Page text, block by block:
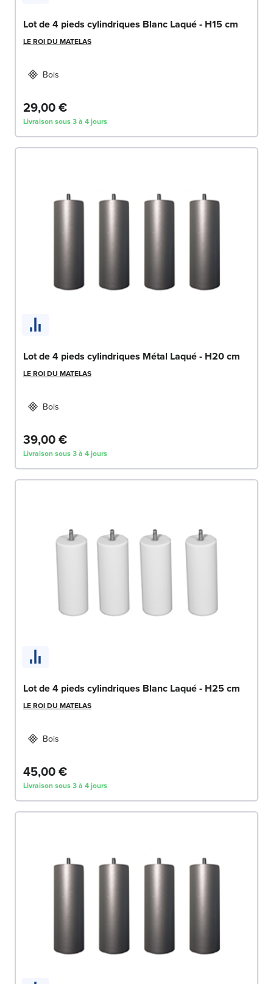
Lot de 4 pieds cylindriques Blanc Laqué - H15 cm
LE ROI DU MATELAS
Bois
29,00 €
Livraison sous 3 à 4 jours
Lot de 4 pieds cylindriques Métal Laqué - H20 cm
LE ROI DU MATELAS
Bois
39,00 €
Livraison sous 3 à 4 jours
Lot de 4 pieds cylindriques Blanc Laqué - H25 cm
LE ROI DU MATELAS
Bois
45,00 €
Livraison sous 3 à 4 jours